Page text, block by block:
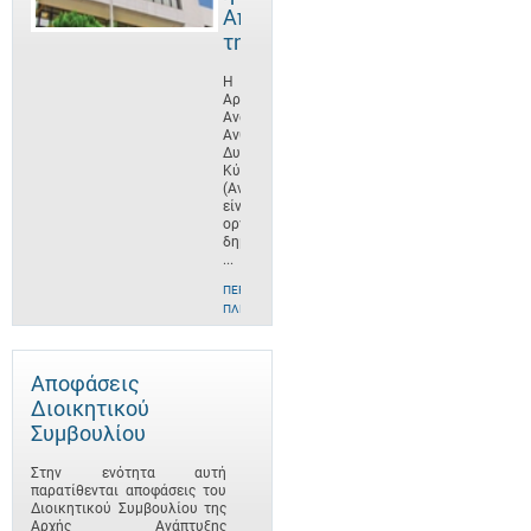
Αποστολή
της
Η
Αρχή
Ανάπτυξης
Ανθρώπινου
Δυναμικού
Κύπρου
(ΑνΑΔ)
είναι
οργανισμός
δημοσίου
...
ΠΕΡΙΣΣΌΤΕΡΕΣ
ΠΛΗΡΟΦΟΡΊΕΣ
Αποφάσεις
Διοικητικού
Συμβουλίου
Στην ενότητα αυτή
παρατίθενται αποφάσεις του
Διοικητικού Συμβουλίου της
Αρχής Ανάπτυξης